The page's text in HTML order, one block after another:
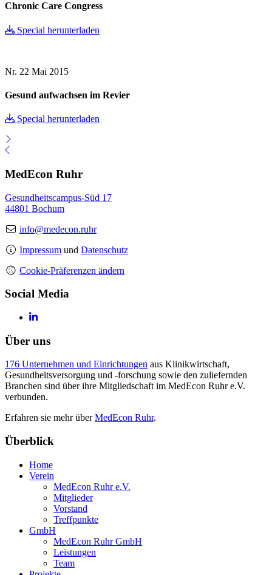
Chronic Care Congress
Special herunterladen
Nr. 22 Mai 2015
Gesund aufwachsen im Revier
Special herunterladen
MedEcon Ruhr
Gesundheitscampus-Süd 17
44801 Bochum
info@medecon.ruhr
Impressum und Datenschutz
Cookie-Präferenzen ändern
Social Media
Über uns
176 Unternehmen und Einrichtungen aus Klinikwirtschaft,
Gesundheitsversorgung und -forschung sowie den zuliefernden
Branchen sind über ihre Mitgliedschaft im MedEcon Ruhr e.V.
verbunden.
Erfahren sie mehr überMedEcon Ruhr.
Überblick
Home
Verein
MedEcon Ruhr e.V.
Mitglieder
Vorstand
Treffpunkte
GmbH
MedEcon Ruhr GmbH
Leistungen
Team